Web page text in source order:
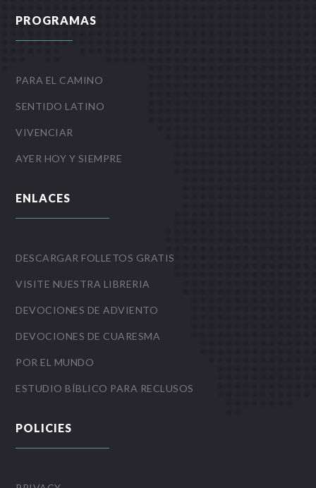
PROGRAMAS
PARA EL CAMINO
SENTIDO LATINO
VIVENCIAR
AYER HOY Y SIEMPRE
ENLACES
DESCARGAR FOLLETOS GRATIS
VISITE NUESTRA LIBRERIA
DEVOCIONES DE ADVIENTO
DEVOCIONES DE CUARESMA
POR EL MUNDO
ESTUDIO BÍBLICO PARA RECLUSOS
POLICIES